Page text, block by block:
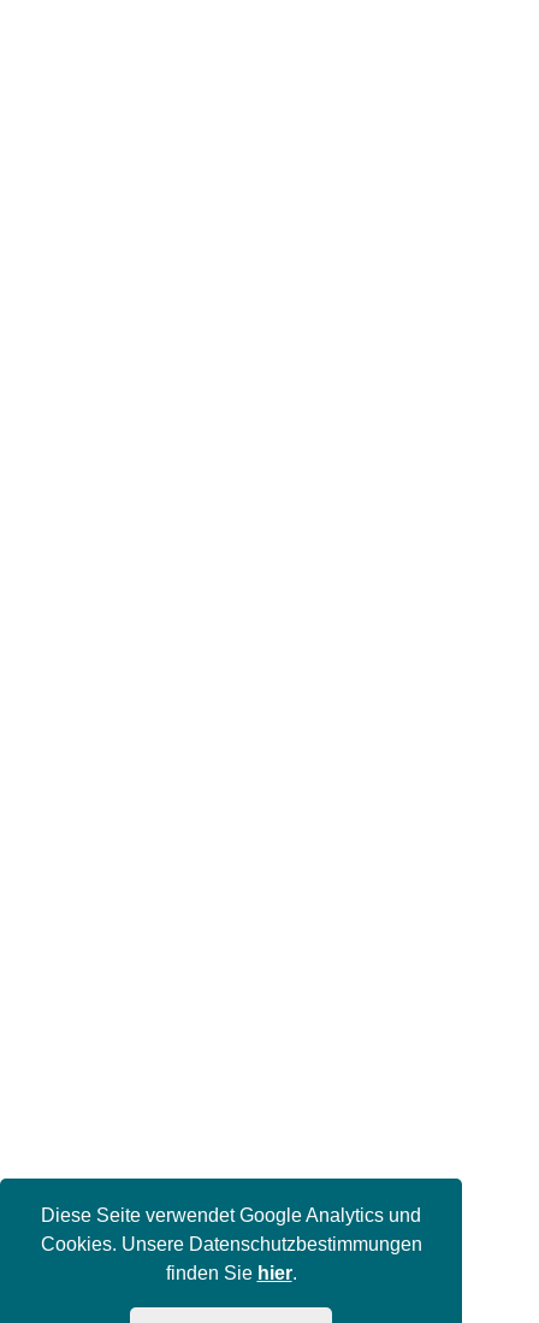
Diese Seite verwendet Google Analytics und
Cookies. Unsere Datenschutzbestimmungen
finden Sie hier.